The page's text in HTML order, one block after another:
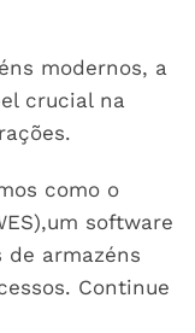
modernos, a
crucial na
como o
software
de armazéns
Continue